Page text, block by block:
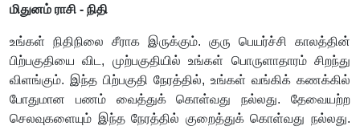
மிதுனம் ராசி - நிதி
உங்கள் நிதிநிலை சீராக இருக்கும். குரு பெயர்ச்சி காலத்தின்
பிற்பகுதியை விட, முற்பகுதியில் உங்கள் பொருளாதாரம் சிறந்து
விளங்கும். இந்த பிற்பகுதி நேரத்தில், உங்கள் வங்கிக் கணக்கில்
போதுமான பணம் வைத்துக் கொள்வது நல்லது. தேவையற்ற
செலவுகளையும் இந்த நேரத்தில் குறைத்துக் கொள்வது நல்லது.